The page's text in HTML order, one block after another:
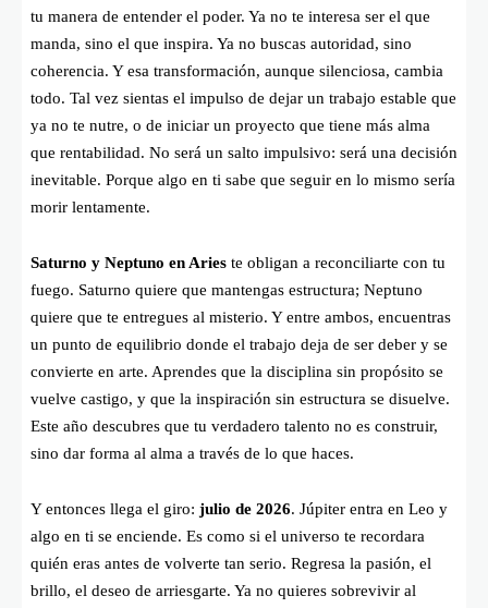
tu manera de entender el poder. Ya no te interesa ser el que
manda, sino el que inspira. Ya no buscas autoridad, sino
coherencia. Y esa transformación, aunque silenciosa, cambia
todo. Tal vez sientas el impulso de dejar un trabajo estable que
ya no te nutre, o de iniciar un proyecto que tiene más alma
que rentabilidad. No será un salto impulsivo: será una decisión
inevitable. Porque algo en ti sabe que seguir en lo mismo sería
morir lentamente.
Saturno y Neptuno en Aries te obligan a reconciliarte con tu
fuego. Saturno quiere que mantengas estructura; Neptuno
quiere que te entregues al misterio. Y entre ambos, encuentras
un punto de equilibrio donde el trabajo deja de ser deber y se
convierte en arte. Aprendes que la disciplina sin propósito se
vuelve castigo, y que la inspiración sin estructura se disuelve.
Este año descubres que tu verdadero talento no es construir,
sino dar forma al alma a través de lo que haces.
Y entonces llega el giro: julio de 2026. Júpiter entra en Leo y
algo en ti se enciende. Es como si el universo te recordara
quién eras antes de volverte tan serio. Regresa la pasión, el
brillo, el deseo de arriesgarte. Ya no quieres sobrevivir al